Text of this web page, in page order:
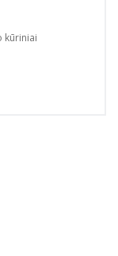
kūriniai